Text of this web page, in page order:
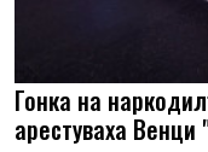
Гонка на
арестуваха